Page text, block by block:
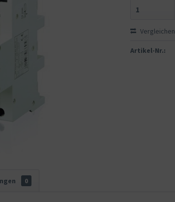
Vergleichen
Artikel-Nr.:
0